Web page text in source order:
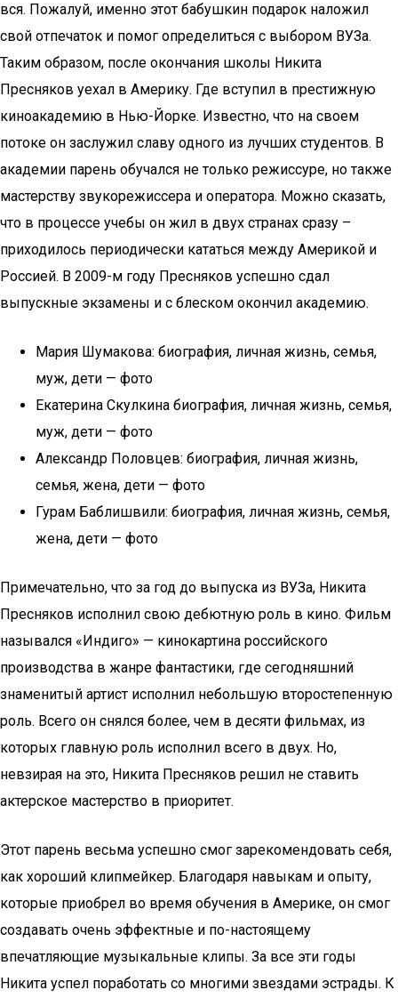
вся. Пожалуй, именно этот бабушкин подарок наложил
свой отпечаток и помог определиться с выбором ВУЗа.
Таким образом, после окончания школы Никита
Пресняков уехал в Америку. Где вступил в престижную
киноакадемию в Нью-Йорке. Известно, что на своем
потоке он заслужил славу одного из лучших студентов. В
академии парень обучался не только режиссуре, но также
мастерству звукорежиссера и оператора. Можно сказать,
что в процессе учебы он жил в двух странах сразу –
приходилось периодически кататься между Америкой и
Россией. В 2009-м году Пресняков успешно сдал
выпускные экзамены и с блеском окончил академию.
Мария Шумакова: биография, личная жизнь, семья,
муж, дети — фото
Екатерина Скулкина биография, личная жизнь, семья,
муж, дети — фото
Александр Половцев: биография, личная жизнь,
семья, жена, дети — фото
Гурам Баблишвили: биография, личная жизнь, семья,
жена, дети — фото
Примечательно, что за год до выпуска из ВУЗа, Никита
Пресняков исполнил свою дебютную роль в кино. Фильм
назывался «Индиго» — кинокартина российского
производства в жанре фантастики, где сегодняшний
знаменитый артист исполнил небольшую второстепенную
роль. Всего он снялся более, чем в десяти фильмах, из
которых главную роль исполнил всего в двух. Но,
невзирая на это, Никита Пресняков решил не ставить
актерское мастерство в приоритет.
Этот парень весьма успешно смог зарекомендовать себя,
как хороший клипмейкер. Благодаря навыкам и опыту,
которые приобрел во время обучения в Америке, он смог
создавать очень эффектные и по-настоящему
впечатляющие музыкальные клипы. За все эти годы
Никита успел поработать со многими звездами эстрады. К